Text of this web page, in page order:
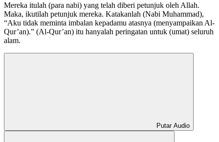
Mereka itulah (para nabi) yang telah diberi petunjuk oleh Allah.
Maka, ikutilah petunjuk mereka. Katakanlah (Nabi Muhammad),
“Aku tidak meminta imbalan kepadamu atasnya (menyampaikan Al-
Qur’an).” (Al-Qur’an) itu hanyalah peringatan untuk (umat) seluruh
alam.
Putar Audio